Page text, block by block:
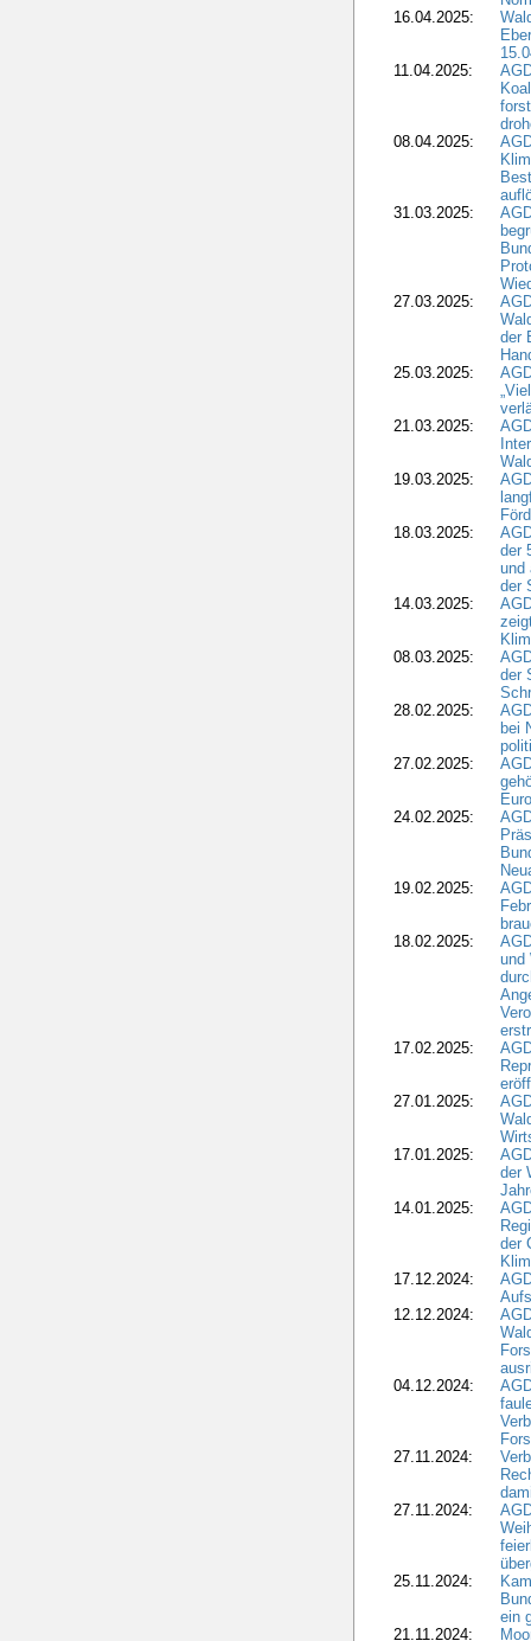
16.04.2025:
11.04.2025:
08.04.2025:
31.03.2025:
27.03.2025:
der
25.03.2025:
21.03.2025:
19.03.2025:
18.03.2025:
der
und
der
14.03.2025:
08.03.2025:
der
28.02.2025:
bei
27.02.2025:
24.02.2025:
19.02.2025:
18.02.2025:
und
17.02.2025:
27.01.2025:
17.01.2025:
der
14.01.2025:
der
17.12.2024:
12.12.2024:
04.12.2024:
27.11.2024:
27.11.2024:
25.11.2024:
ein
21.11.2024: